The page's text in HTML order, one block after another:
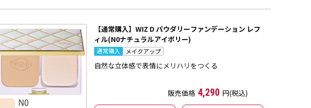
【通常購入】WIZ D パウダリーファンデーション レフ
ィル(N0ナチュラルアイボリー)
通常購入 メイクアップ
自然な立体感で表情にメリハリをつくる
販売価格 4,290 円(税込)